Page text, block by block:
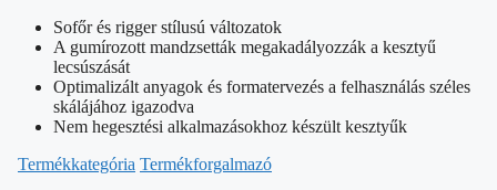
Sofőr és rigger stílusú változatok
A gumírozott mandzsetták megakadályozzák a kesztyű
lecsúszását
Optimalizált anyagok és formatervezés a felhasználás széles
skálájához igazodva
Nem hegesztési alkalmazásokhoz készült kesztyűk
Termékkategória Termékforgalmazó